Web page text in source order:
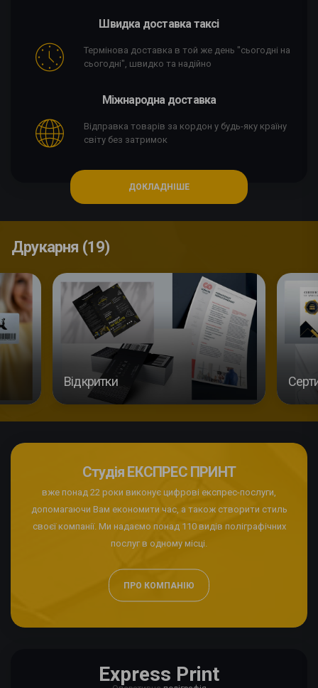
Швидка доставка таксі
Термінова доставка в той же день "сьогодні на
сьогодні", швидко та надійно
Міжнародна доставка
Відправка товарів за кордон у будь-яку країну
світу без затримок
ДОКЛАДНІШЕ
Друкарня (19)
Вiдкритки
Студія ЕКСПРЕС ПРИНТ
вже понад 22 роки виконує цифрові експрес-послуги,
допомагаючи Вам економити час, а також створити стиль
своєї компанії. Ми надаємо понад 110 видів поліграфічних
послуг в одному місці.
ПРО КОМПАНІЮ
Express Print